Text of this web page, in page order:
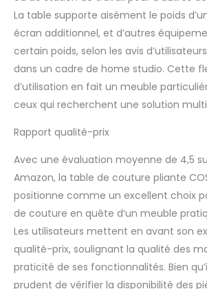
polyvalente】
meuble
n'est pas
une table
fonctionnelle
également
d'ordinateur
d'armoire
atout
tout espace
de travail
La table supporte aisément le poids
écran additionnel, et d’autres
certain poids, selon les avis
dans un cadre de home studio. Cette
d’utilisation en fait un meuble
ceux qui recherchent une solution
Rapport qualité-prix
Avec une évaluation moyenne de 4,5
Amazon, la table de couture pliante
positionne comme un excellent choix
de couture en quête d’un meuble
Les utilisateurs mettent en avant son
qualité-prix, soulignant la qualité des
praticité de ses fonctionnalités. Bien
prudent de vérifier la disponibilité des